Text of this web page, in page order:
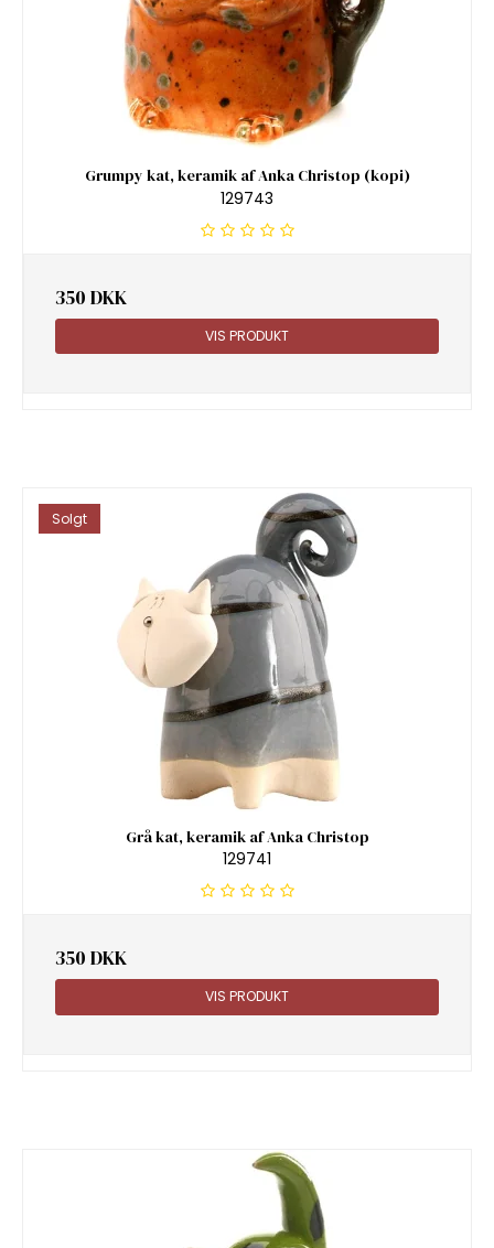
Grumpy kat, keramik af Anka Christop (kopi)
129743
350 DKK
VIS PRODUKT
Solgt
Grå kat, keramik af Anka Christop
129741
350 DKK
VIS PRODUKT